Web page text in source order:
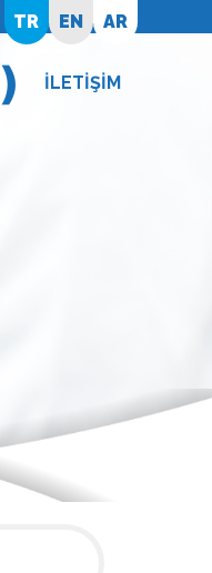
TR EN AR
❫ İLETİŞİM